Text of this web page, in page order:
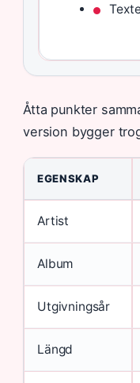
Åtta punkter
version bygger
EGENSKAP
Artist
Album
Utgivningsår
Längd